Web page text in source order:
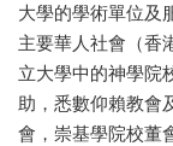
大學的學術單位及
主要華人社會（香
立大學中的神學院
助，悉數仰賴教會
會，崇基學院校董